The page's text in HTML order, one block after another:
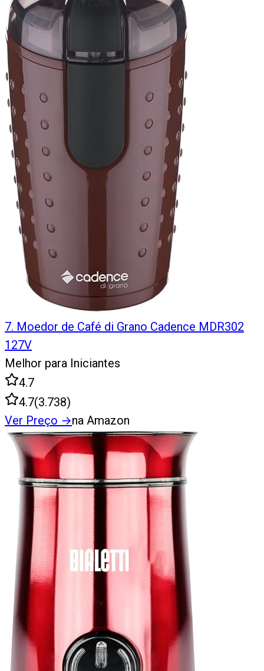
7. Moedor de Café di Grano Cadence MDR302
127V
Melhor para Iniciantes
4.7
4.7(3.738)
Ver Preço →na Amazon